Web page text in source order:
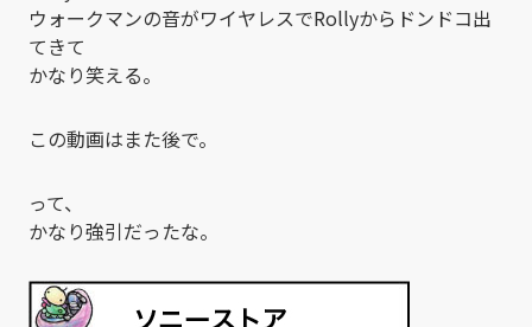
ウォークマンの音がワイヤレスでRollyからドンドコ出
てきて
かなり笑える。
この動画はまた後で。
って、
かなり強引だったな。